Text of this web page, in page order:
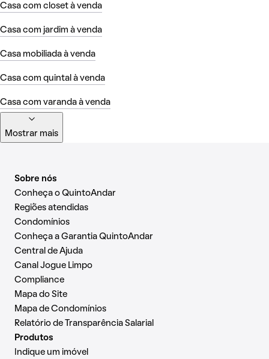
Casa com closet à venda
Casa com jardim à venda
Casa mobiliada à venda
Casa com quintal à venda
Casa com varanda à venda
Mostrar mais
Sobre nós
Conheça o QuintoAndar
Regiões atendidas
Condomínios
Conheça a Garantia QuintoAndar
Central de Ajuda
Canal Jogue Limpo
Compliance
Mapa do Site
Mapa de Condomínios
Relatório de Transparência Salarial
Produtos
Indique um imóvel